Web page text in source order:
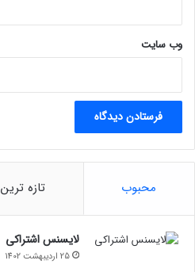
س
ت
وب‌ سایت
محبوب تازه ترین
لایسنس اشتراکی
25 اردیبهشت 1402